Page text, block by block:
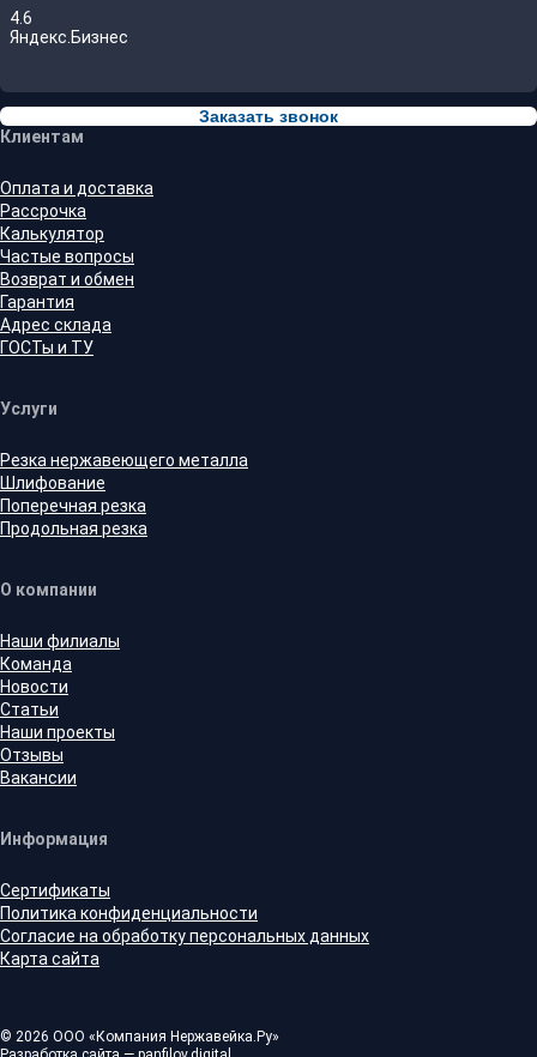
4.6
Яндекс.Бизнес
Заказать звонок
Клиентам
Оплата и доставка
Рассрочка
Калькулятор
Частые вопросы
Возврат и обмен
Гарантия
Адрес склада
ГОСТы и ТУ
Услуги
Резка нержавеющего металла
Шлифование
Поперечная резка
Продольная резка
О компании
Наши филиалы
Команда
Новости
Статьи
Наши проекты
Отзывы
Вакансии
Информация
Сертификаты
Политика конфиденциальности
Согласие на обработку персональных данных
Карта сайта
© 2026 ООО «Компания Нержавейка.Ру»